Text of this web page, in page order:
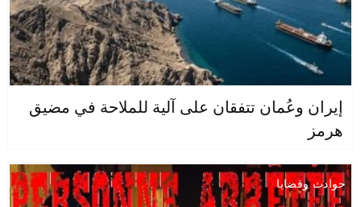
إيران وعُمان تتفقان على آلية للملاحة في مضيق
هرمز
حوادث وقضايا